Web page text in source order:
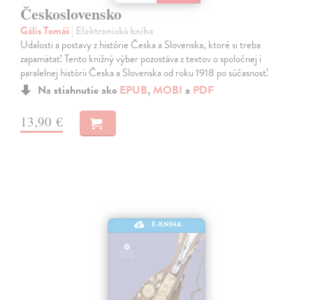
Československo
Gális Tomáš| Elektronická kniha
Udalosti a postavy z histórie Česka a Slovenska, ktoré si treba
zapamätať. Tento knižný výber pozostáva z textov o spoločnej i
paralelnej histórii Česka a Slovenska od roku 1918 po súčasnosť.
Na stiahnutie ako EPUB, MOBI a PDF
13,90 €
E-KNIHA